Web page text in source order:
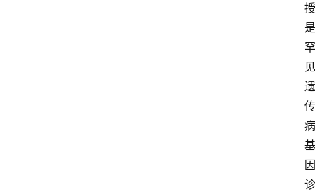
授
是
罕
见
遗
传
病
基
因
诊